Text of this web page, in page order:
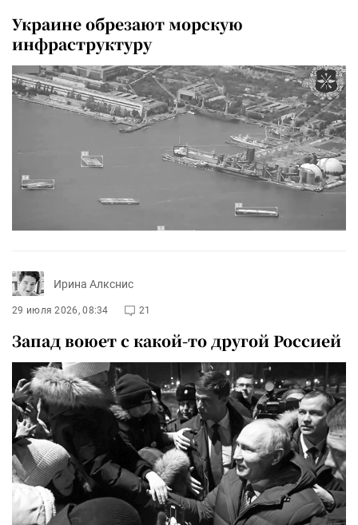
Украине обрезают морскую
инфраструктуру
Ирина Алкснис
29 июля 2026, 08:34 21
Запад воюет с какой-то другой Россией